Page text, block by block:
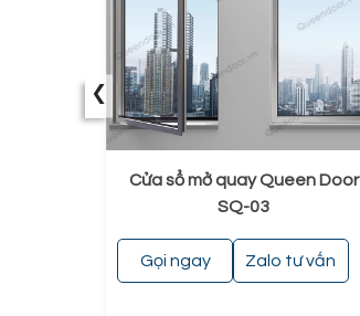
Cửa sổ mở quay Queen Door
SQ-03
Gọi ngay Zalo tư vấn
‹